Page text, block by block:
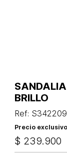
BRILLO
Ref: S342209
Precio
$ 239.900